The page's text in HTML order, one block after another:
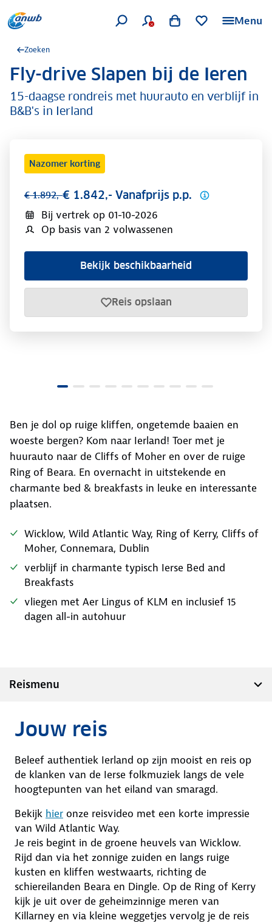
Menu
Zoeken
.Fly-drive Slapen bij de Ieren
15-daagse rondreis met huurauto en verblijf in
B&B's in Ierland
Nazomer korting
€ 1.892,-€ 1.842,- Vanafprijs p.p.
Bij vertrek op 01-10-2026
Op basis van 2 volwassenen
Bekijk beschikbaarheid
Reis opslaan
Ben je dol op ruige kliffen, ongetemde baaien en
woeste bergen? Kom naar Ierland! Toer met je
huurauto naar de Cliffs of Moher en over de ruige
Ring of Beara. En overnacht in uitstekende en
charmante bed & breakfasts in leuke en interessante
plaatsen.
Wicklow, Wild Atlantic Way, Ring of Kerry, Cliffs of
Moher, Connemara, Dublin
verblijf in charmante typisch Ierse Bed and
Breakfasts
vliegen met Aer Lingus of KLM en inclusief 15
dagen all-in autohuur
Reismenu
Jouw reis
Beleef authentiek Ierland op zijn mooist en reis op
de klanken van de Ierse folkmuziek langs de vele
hoogtepunten van het eiland van smaragd.
Bekijk hier onze reisvideo met een korte impressie
van Wild Atlantic Way.
Je reis begint in de groene heuvels van Wicklow.
Rijd dan via het zonnige zuiden en langs ruige
kusten en kliffen westwaarts, richting de
schiereilanden Beara en Dingle. Op de Ring of Kerry
kijk je uit over de geheimzinnige meren van
Killarney en via kleine weggetjes vervolg je de reis